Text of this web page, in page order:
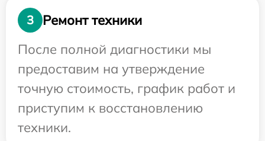
3
Ремонт техники
После полной диагностики мы
предоставим на утверждение
точную стоимость, график работ и
приступим к восстановлению
техники.